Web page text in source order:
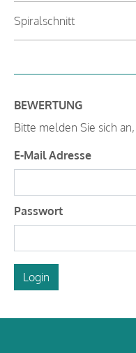
Spiralschnitt
BEWERTUNG
Bitte melden Sie sich
E-Mail Adresse
Passwort
Login